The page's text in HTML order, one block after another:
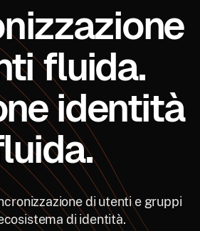
fluida.
identità
di utenti e gruppi
di identità.